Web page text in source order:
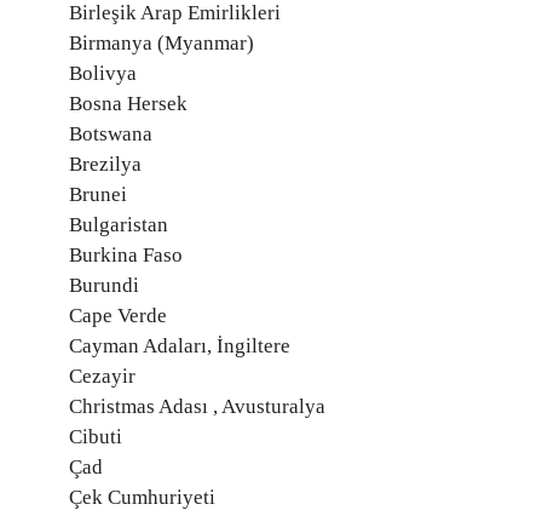
Birleşik Arap Emirlikleri
Birmanya (Myanmar)
Bolivya
Bosna Hersek
Botswana
Brezilya
Brunei
Bulgaristan
Burkina Faso
Burundi
Cape Verde
Cayman Adaları, İngiltere
Cezayir
Christmas Adası , Avusturalya
Cibuti
Çad
Çek Cumhuriyeti